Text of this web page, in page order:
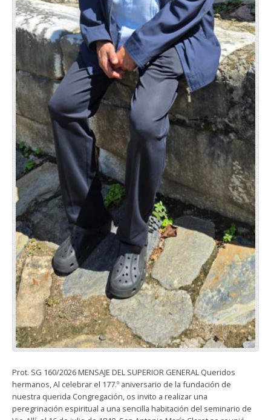
Prot. SG 160/2026 MENSAJE DEL SUPERIOR GENERAL Queridos
hermanos, Al celebrar el 177.º aniversario de la fundación de
nuestra querida Congregación, os invito a realizar una
peregrinación espiritual a una sencilla habitación del seminario de